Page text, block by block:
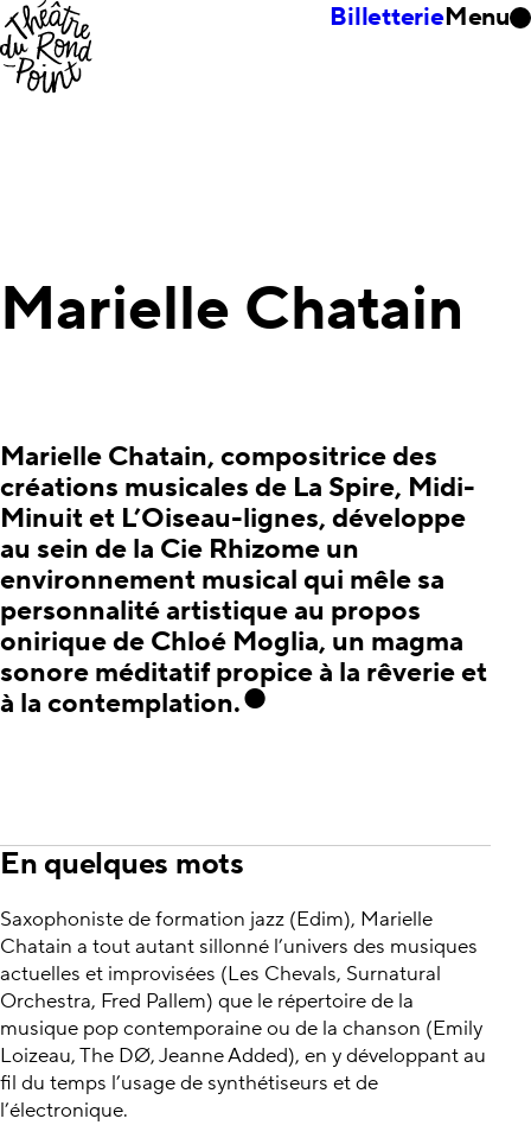
BilletterieMenu
Marielle Chatain
Marielle Chatain, compositrice des
créations musicales de La Spire, Midi-
Minuit et L’Oiseau-lignes, développe
au sein de la Cie Rhizome un
environnement musical qui mêle sa
personnalité artistique au propos
onirique de Chloé Moglia, un magma
sonore méditatif propice à la rêverie et
à la contemplation.
En quelques mots
Saxophoniste de formation jazz (Edim), Marielle
Chatain a tout autant sillonné l’univers des musiques
actuelles et improvisées (Les Chevals, Surnatural
Orchestra, Fred Pallem) que le répertoire de la
musique pop contemporaine ou de la chanson (Emily
Loizeau, The DØ, Jeanne Added), en y développant au
fil du temps l’usage de synthétiseurs et de
l’électronique.